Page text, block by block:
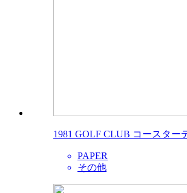
1981 GOLF CLUB コースター
PAPER
その他